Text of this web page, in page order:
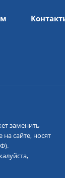
заменить
сайте, носят